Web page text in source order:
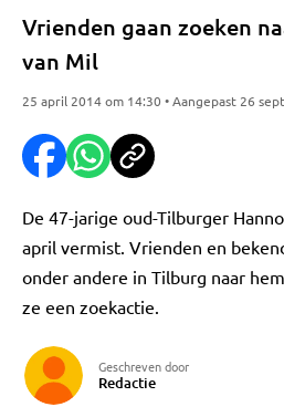
Vrienden gaan zoeken
van Mil
25 april 2014 om 14:30 • Aangepast 26
De 47-jarige oud-Tilburger
april vermist. Vrienden en
onder andere in Tilburg naar
ze een zoekactie.
Geschreven door
Redactie